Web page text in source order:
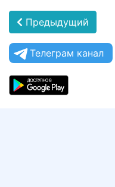
Предыдущий
Телеграм канал